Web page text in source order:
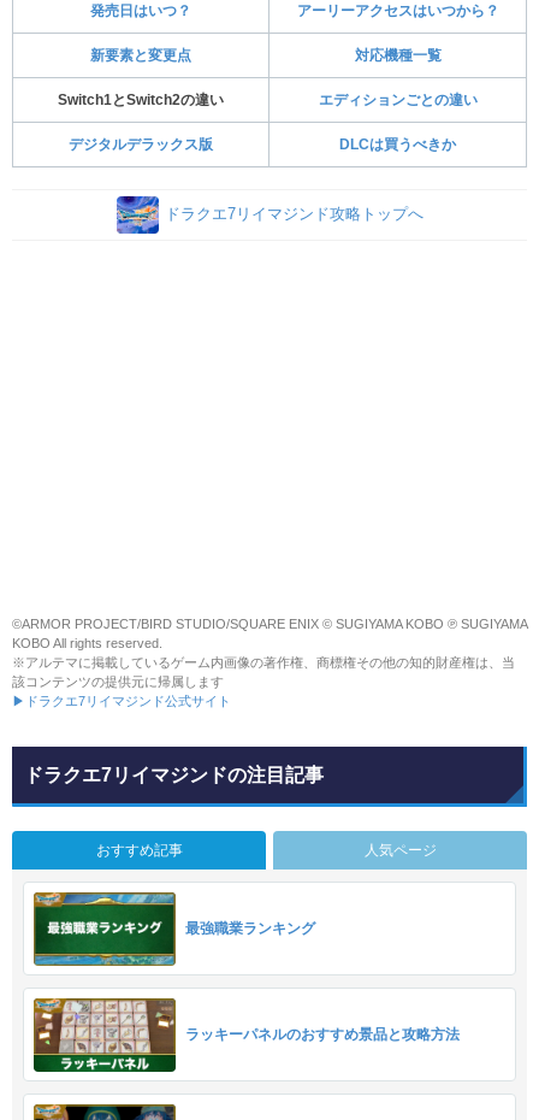
発売日はいつ？ アーリーアクセスはいつから？
新要素と変更点 対応機種一覧
Switch1とSwitch2の違い エディションごとの違い
デジタルデラックス版 DLCは買うべきか
ドラクエ7リイマジンド攻略トップへ
©ARMOR PROJECT/BIRD STUDIO/SQUARE ENIX © SUGIYAMA KOBO ℗ SUGIYAMA
KOBO All rights reserved.
※アルテマに掲載しているゲーム内画像の著作権、商標権その他の知的財産権は、当
該コンテンツの提供元に帰属します
▶ドラクエ7リイマジンド公式サイト
ドラクエ7リイマジンドの注目記事
おすすめ記事 人気ページ
最強職業ランキング
ラッキーパネルのおすすめ景品と攻略方法